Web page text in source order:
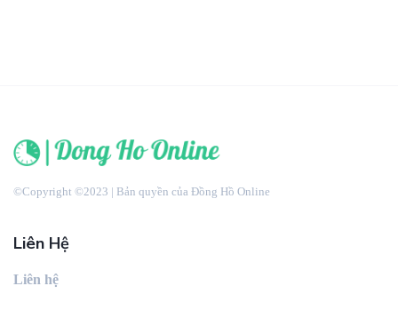
©Copyright ©2023 | Bản quyền của Đồng Hồ Online
Liên Hệ
Liên hệ